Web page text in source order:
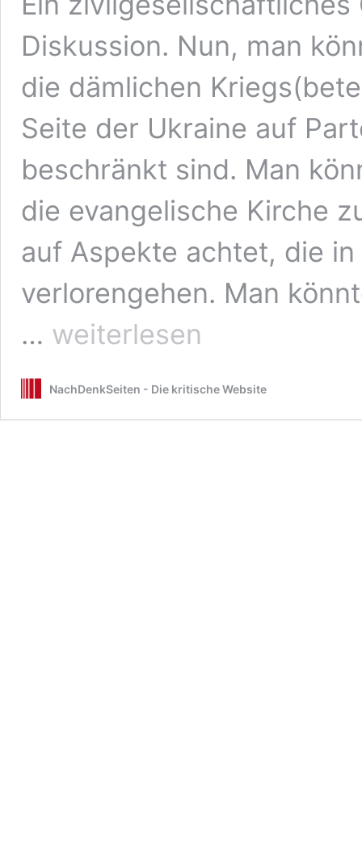
Diskussion. Nun, man
die dämlichen
Seite der Ukraine auf
beschränkt sind. Man
die evangelische Kirche
auf Aspekte achtet, die
verlorengehen. Man
…
evangelische
auf
weiterlesen
NachDenkSeiten - Die kritische Website